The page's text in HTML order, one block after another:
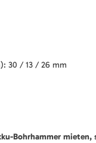
30 / 13 / 26 mm
Bohrhammer mieten,